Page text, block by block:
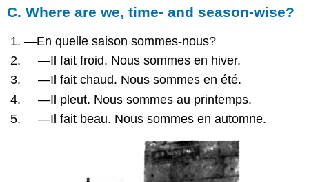
Where
we,
time-
and
wise?
Exercice II
C. Where are we, time- and season-wise?
—En quelle saison sommes-nous?
—Il fait froid. Nous sommes en hiver.
—Il fait chaud. Nous sommes en été.
—Il pleut. Nous sommes au printemps.
—Il fait beau. Nous sommes en automne.